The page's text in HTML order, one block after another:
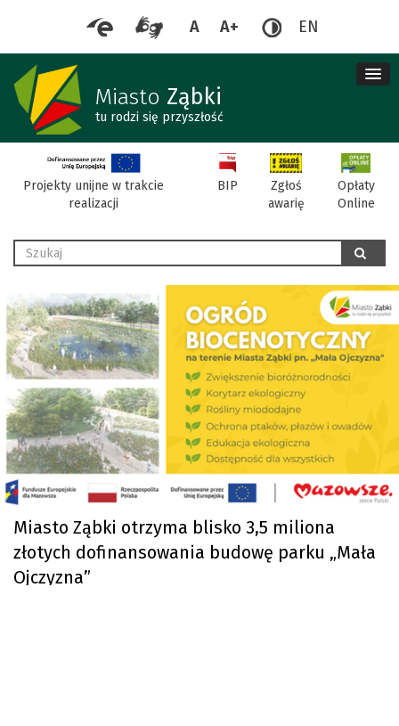
A A+ EN
Miasto Ząbki
tu rodzi się przyszłość
Projekty unijne w trakcie
realizacji
BIP
Zgłoś
awarię
Opłaty
Online
Wyszukaj szukaj
Miasto Ząbki otrzyma blisko 3,5 miliona
złotych dofinansowania budowę parku „Mała
Ojczyzna”
Ząbkowskie szkoły zyskają nową jakość